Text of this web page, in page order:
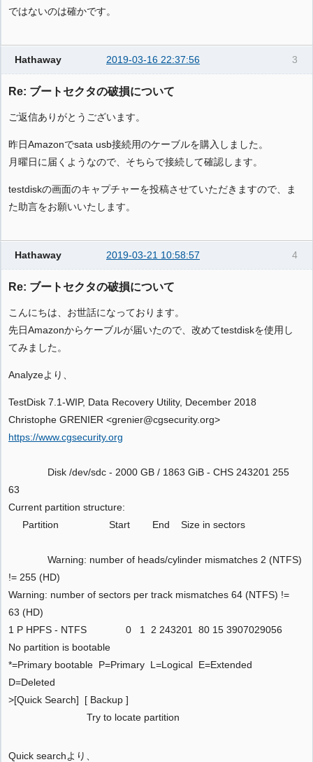
ではないのは確かです。
3
Hathaway 2019-03-16 22:37:56
Re: ブートセクタの破損について
ご返信ありがとうございます。
昨日Amazonでsata usb接続用のケーブルを購入しました。
月曜日に届くようなので、そちらで接続して確認します。
testdiskの画面のキャプチャーを投稿させていただきますので、ま
た助言をお願いいたします。
4
Hathaway 2019-03-21 10:58:57
Re: ブートセクタの破損について
こんにちは、お世話になっております。
先日Amazonからケーブルが届いたので、改めてtestdiskを使用し
てみました。
Analyzeより、
TestDisk 7.1-WIP, Data Recovery Utility, December 2018
Christophe GRENIER <grenier@cgsecurity.org>
https://www.cgsecurity.org
Disk /dev/sdc - 2000 GB / 1863 GiB - CHS 243201 255
63
Current partition structure:
Partition Start End Size in sectors
Warning: number of heads/cylinder mismatches 2 (NTFS)
!= 255 (HD)
Warning: number of sectors per track mismatches 64 (NTFS) !=
63 (HD)
1 P HPFS - NTFS 0 1 2 243201 80 15 3907029056
No partition is bootable
*=Primary bootable P=Primary L=Logical E=Extended
D=Deleted
>[Quick Search] [ Backup ]
Try to locate partition
Quick searchより、